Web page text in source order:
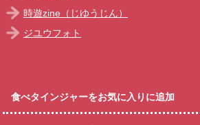
時遊zine（じゆうじん）
ジユウフォト
食べタインジャーをお気に入りに追加